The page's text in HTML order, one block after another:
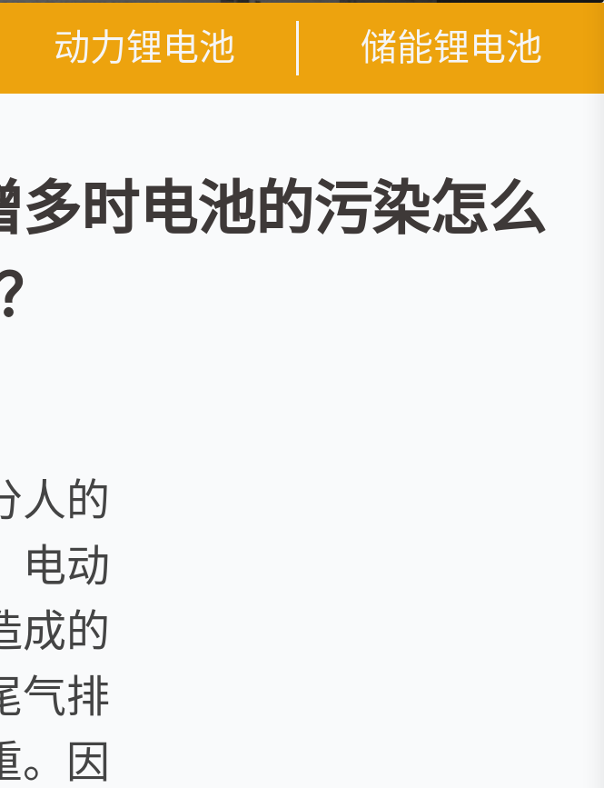
动力锂电池 储能锂电池
多时电池的污染怎么
人的
电动
成的
气排
。因